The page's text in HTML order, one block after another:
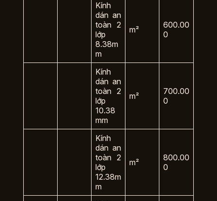
Kính
dán an
toàn 2
lớp
8.38m
m
m²
600.00
0
Kính
dán an
toàn 2
lớp
10.38
mm
m²
700.00
0
Kính
dán an
toàn 2
lớp
12.38m
m
m²
800.00
0